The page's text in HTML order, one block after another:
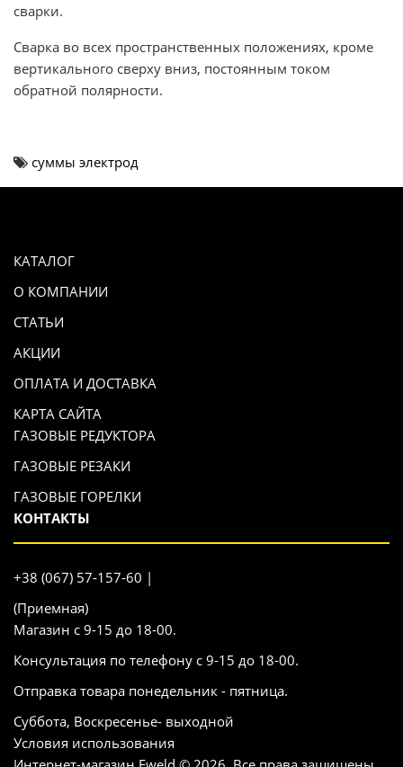
сварки.
Сварка во всех пространственных положениях, кроме
вертикального сверху вниз, постоянным током
обратной полярности.
суммы электрод
КАТАЛОГ
О КОМПАНИИ
СТАТЬИ
АКЦИИ
ОПЛАТА И ДОСТАВКА
КАРТА САЙТА
ГАЗОВЫЕ РЕДУКТОРА
ГАЗОВЫЕ РЕЗАКИ
ГАЗОВЫЕ ГОРЕЛКИ
КОНТАКТЫ
+38 (067) 57-157-60 |
(Приемная)
Магазин с 9-15 до 18-00.
Консультация по телефону с 9-15 до 18-00.
Отправка товара понедельник - пятница.
Суббота, Воскресенье- выходной
Условия использования